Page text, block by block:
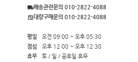
배송관련문의 010-2822-4088
대량구매문의 010-2822-4088
평일
오전 09:00 ~ 오후 05:30
점심
오후 12:00 ~ 오후 12:30
휴무
토 / 일 / 공휴일 휴무